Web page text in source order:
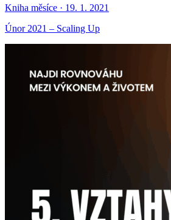
Kniha měsíce · 19. 1. 2021
Únor 2021 – Scaling Up